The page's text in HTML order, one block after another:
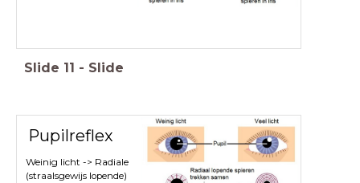
Slide 11 - Slide
Pupilreflex
Weinig licht -> Radiale
(straalsgewijs lopende)